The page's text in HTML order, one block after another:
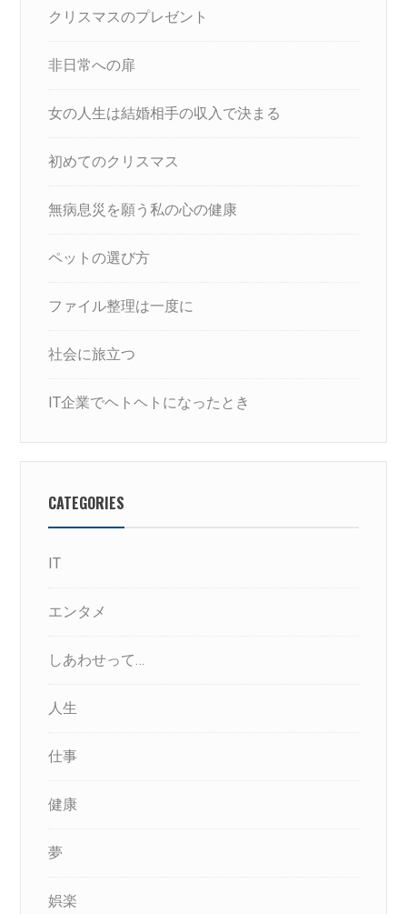
クリスマスのプレゼント
非日常への扉
女の人生は結婚相手の収入で決まる
初めてのクリスマス
無病息災を願う私の心の健康
ペットの選び方
ファイル整理は一度に
社会に旅立つ
IT企業でヘトヘトになったとき
CATEGORIES
IT
エンタメ
しあわせって…
人生
仕事
健康
夢
娯楽